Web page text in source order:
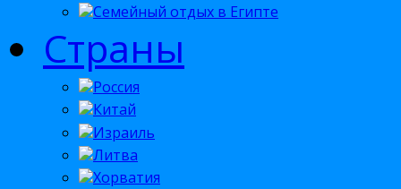
Семейный отдых в Египте
Страны
Россия
Китай
Израиль
Литва
Хорватия